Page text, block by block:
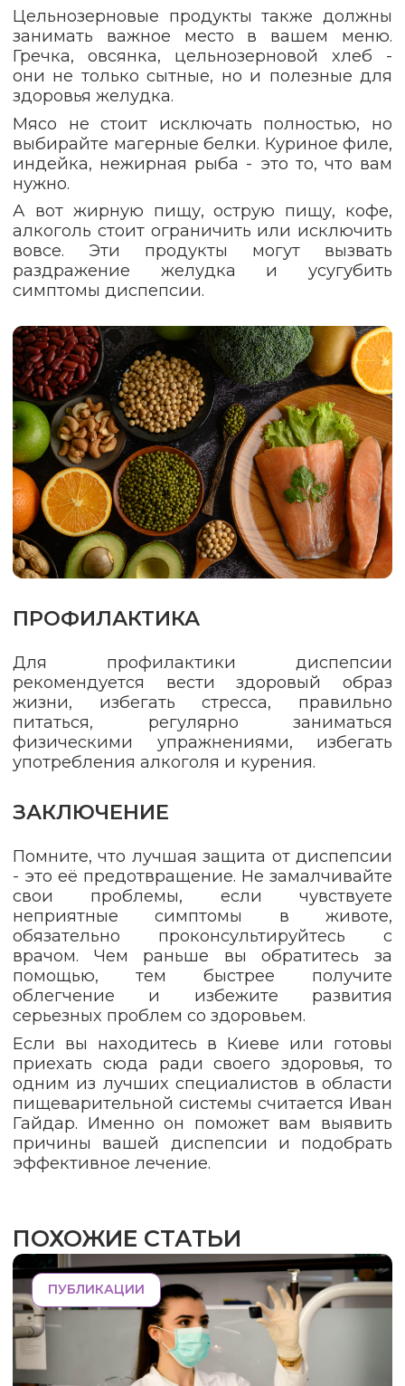
Цельнозерновые продукты также должны
занимать важное место в вашем меню.
Гречка, овсянка, цельнозерновой хлеб -
они не только сытные, но и полезные для
здоровья желудка.
Мясо не стоит исключать полностью, но
выбирайте магерные белки. Куриное филе,
индейка, нежирная рыба - это то, что вам
нужно.
А вот жирную пищу, острую пищу, кофе,
алкоголь стоит ограничить или исключить
вовсе. Эти продукты могут вызвать
раздражение желудка и усугубить
симптомы диспепсии.
ПРОФИЛАКТИКА
Для профилактики диспепсии
рекомендуется вести здоровый образ
жизни, избегать стресса, правильно
питаться, регулярно заниматься
физическими упражнениями, избегать
употребления алкоголя и курения.
ЗАКЛЮЧЕНИЕ
Помните, что лучшая защита от диспепсии
- это её предотвращение. Не замалчивайте
свои проблемы, если чувствуете
неприятные симптомы в животе,
обязательно проконсультируйтесь с
врачом. Чем раньше вы обратитесь за
помощью, тем быстрее получите
облегчение и избежите развития
серьезных проблем со здоровьем.
Если вы находитесь в Киеве или готовы
приехать сюда ради своего здоровья, то
одним из лучших специалистов в области
пищеварительной системы считается Иван
Гайдар. Именно он поможет вам выявить
причины вашей диспепсии и подобрать
эффективное лечение.
ПОХОЖИЕ СТАТЬИ
ПУБЛИКАЦИИ